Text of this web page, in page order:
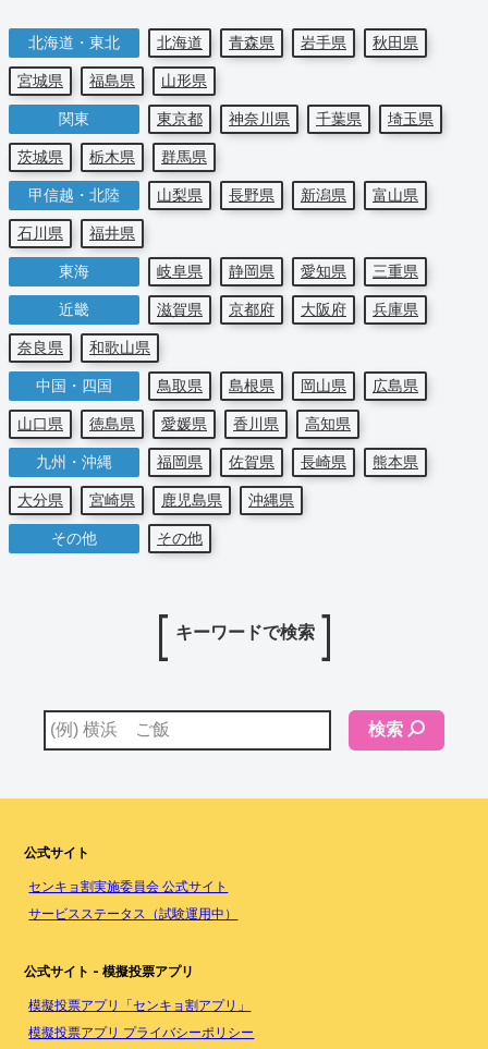
北海道・東北 北海道 青森県 岩手県
秋田県
宮城県
福島県
山形県
関東
東京都 神奈川県 千葉県
埼玉県
茨城県
栃木県
群馬県
甲信越・北陸
山梨県 長野県 新潟県
富山県
石川県
福井県
東海
岐阜県 静岡県 愛知県
三重県
近畿
滋賀県 京都府 大阪府
兵庫県
奈良県
和歌山県
中国・四国
鳥取県 島根県 岡山県
広島県
山口県
徳島県 愛媛県 香川県
高知県
九州・沖縄
福岡県 佐賀県 長崎県
熊本県
大分県
宮崎県 鹿児島県
沖縄県
その他
その他
キーワードで検索
検索
公式サイト
センキョ割実施委員会 公式サイト
サービスステータス（試験運用中）
公式サイト - 模擬投票アプリ
模擬投票アプリ「センキョ割アプリ」
模擬投票アプリ プライバシーポリシー